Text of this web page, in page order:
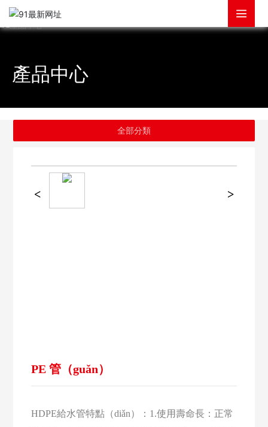
產品中心
全部分類
PE 管（guǎn）
HDPE給水管特點（diǎn）：1.使用壽命長：正常